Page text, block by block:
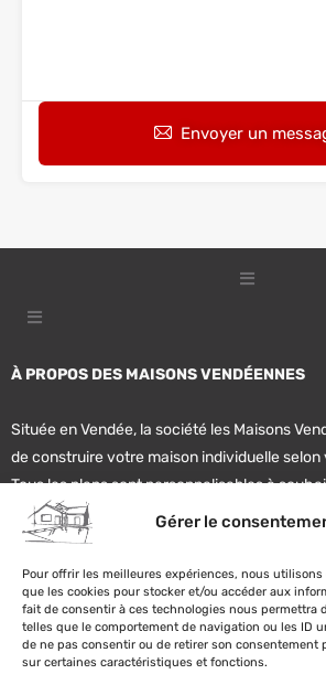
Gérer le
Pour offrir les meilleures expériences, nous
que les cookies pour stocker et/ou accéder aux
fait de consentir à ces technologies nous permettra
telles que le comportement de navigation ou les ID
de ne pas consentir ou de retirer son consentement
sur certaines caractéristiques et fonctions.
Envoyer un
À PROPOS DES MAISONS VENDÉENNES
Située en Vendée, la société les Maisons
de construire votre maison individuelle selon
Tous les plans sont personnalisables à
accompagnent également dans vos
financement.
02 51 22 20 62
contact@lesmaisonsvendeennes.fr